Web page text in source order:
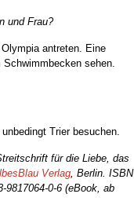
und Frau?
antreten. Eine
sehen.
Trier besuchen.
für die Liebe, das
Verlag, Berlin. ISBN
9817064-0-6 (eBook, ab